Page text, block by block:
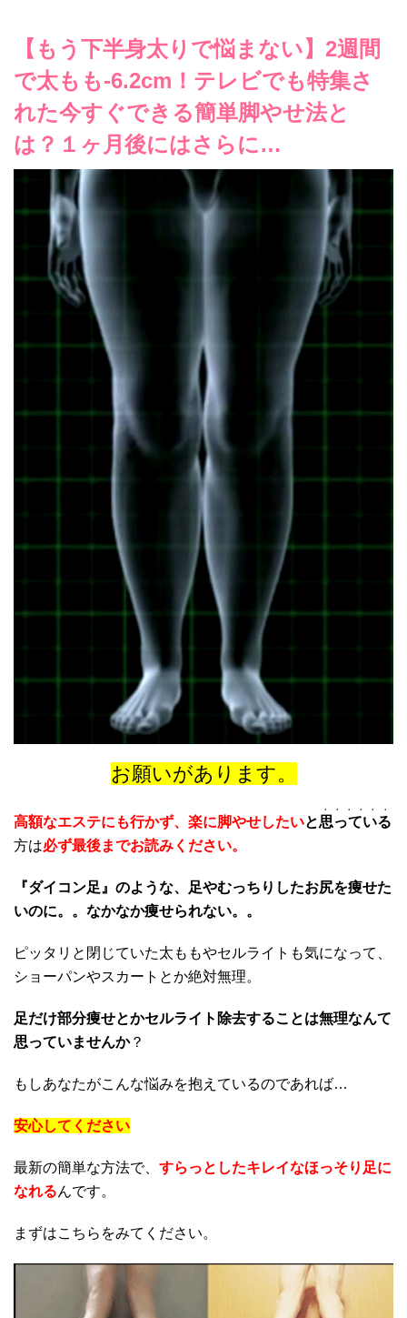
【もう下半身太りで悩まない】2週間
で太もも-6.2cm！テレビでも特集さ
れた今すぐできる簡単脚やせ法と
は？１ヶ月後にはさらに…
お願いがあります。
高額なエステにも行かず、楽に脚やせしたいと思っている
・・・・・・
方は必ず最後までお読みください。
『ダイコン足』のような、足やむっちりしたお尻を痩せた
いのに。。なかなか痩せられない。。
ピッタリと閉じていた太ももやセルライトも気になって、
ショーパンやスカートとか絶対無理。
足だけ部分痩せとかセルライト除去することは無理なんて
思っていませんか？
もしあなたがこんな悩みを抱えているのであれば…
安心してください
最新の簡単な方法で、 すらっとしたキレイなほっそり足に
なれるんです。
まずはこちらをみてください。